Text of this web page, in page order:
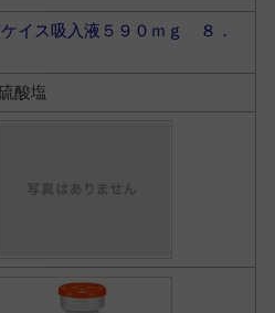
イス吸入液５９０ｍｇ ８．
酸塩